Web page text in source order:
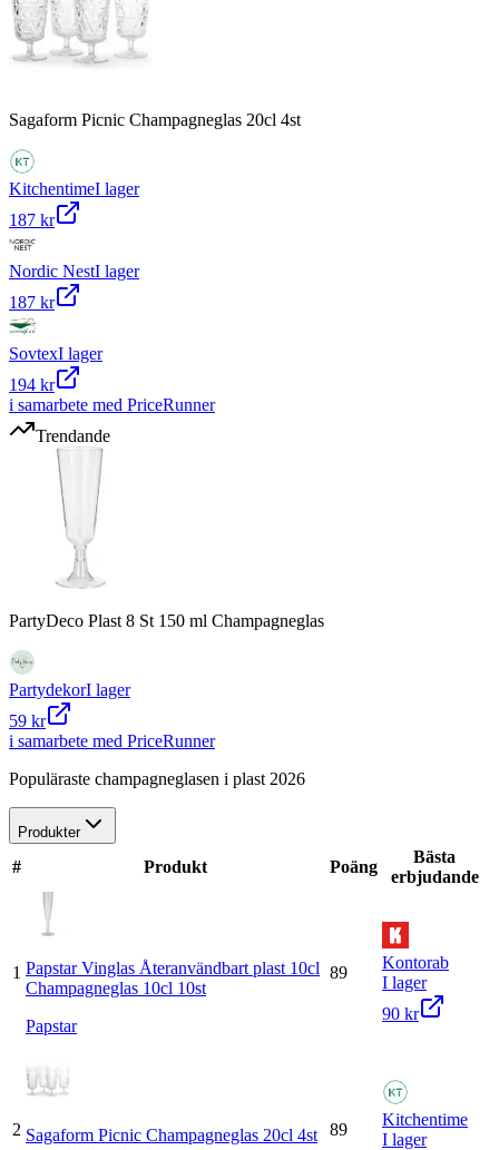
Sagaform Picnic Champagneglas 20cl 4st
KitchentimeI lager
187 kr
Nordic NestI lager
187 kr
SovtexI lager
194 kr
i samarbete med PriceRunner
Trendande
PartyDeco Plast 8 St 150 ml Champagneglas
PartydekorI lager
59 kr
i samarbete med PriceRunner
Populäraste champagneglasen i plast 2026
Produkter
# Produkt Poäng
Bästa
erbjudande
1 Papstar Vinglas Återanvändbart plast 10cl
Champagneglas 10cl 10st
Papstar
89
Kontorab
I lager
90 kr
2 Sagaform Picnic Champagneglas 20cl 4st
89
Kitchentime
I lager